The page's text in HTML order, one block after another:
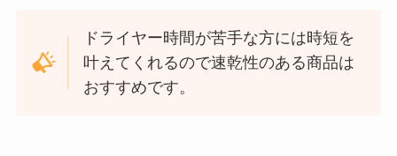
ドライヤー時間が苦手な方には時短を
叶えてくれるので速乾性のある商品は
おすすめです。